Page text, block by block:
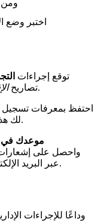
ومن 2 ظهرًا إلى 4 عصرًا
اختبر وضع
توقع إجراءات
تصاريحأحيانًا مستندات إضافية حسب وضعك.
احتفظ بمعرفات
لك هذه العادة 3 دقائق حاسمة عند الحجز النهائي.
موعدك في
عبر البريد الإلكتروني والرسائل النصية بمجرد فتح المواعيد.
وداعًا للإجراءات